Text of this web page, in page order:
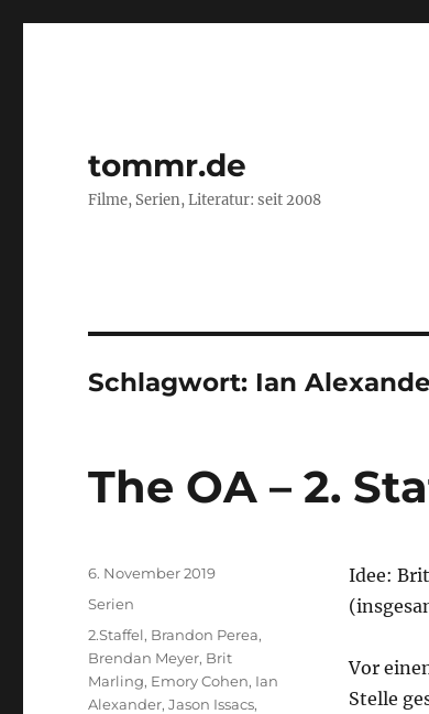
tommr.de
Filme, Serien, Literatur: seit 2008
Schlagwort: Ian
The OA – 2.
Idee:
Vor
Stelle
Veröffentlicht
6. November 2019
Kategorien
Serien
Schlagwörter
2.Staffel, Brandon Perea,
Brendan Meyer, Brit
Marling, Emory Cohen, Ian
Alexander,Jason Issacs,